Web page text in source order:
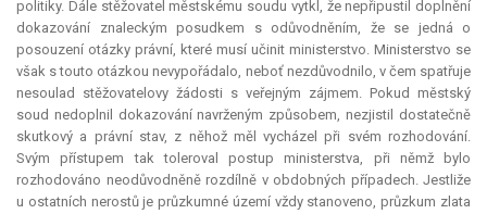
politiky. Dále stěžovatel městskému soudu vytkl, že nepřipustil doplnění
dokazování znaleckým posudkem s odůvodněním, že se jedná o
posouzení otázky právní, které musí učinit ministerstvo. Ministerstvo se
však s touto otázkou nevypořádalo, neboť nezdůvodnilo, v čem spatřuje
nesoulad stěžovatelovy žádosti s veřejným zájmem. Pokud městský
soud nedoplnil dokazování navrženým způsobem, nezjistil dostatečně
skutkový a právní stav, z něhož měl vycházel při svém rozhodování.
Svým přístupem tak toleroval postup ministerstva, při němž bylo
rozhodováno neodůvodněně rozdílně v obdobných případech. Jestliže
u ostatních nerostů je průzkumné území vždy stanoveno, průzkum zlata